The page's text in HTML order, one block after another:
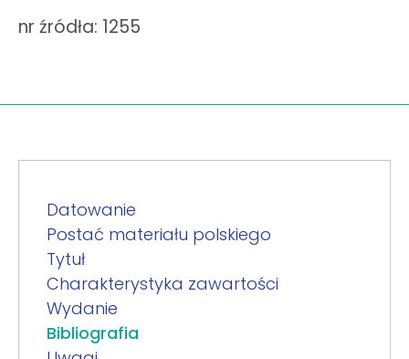
nr źródła: 1255
Datowanie
Postać materiału polskiego
Tytuł
Charakterystyka zawartości
Wydanie
Bibliografia